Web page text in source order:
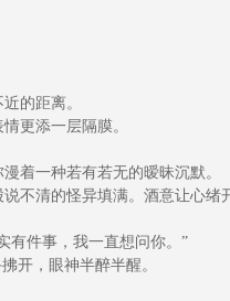
的距离。
更添一层隔膜。
着一种若有若无的暧昧沉默。
清的怪异填满。酒意让心绪
有件事，我一直想问你。”
开，眼神半醉半醒。